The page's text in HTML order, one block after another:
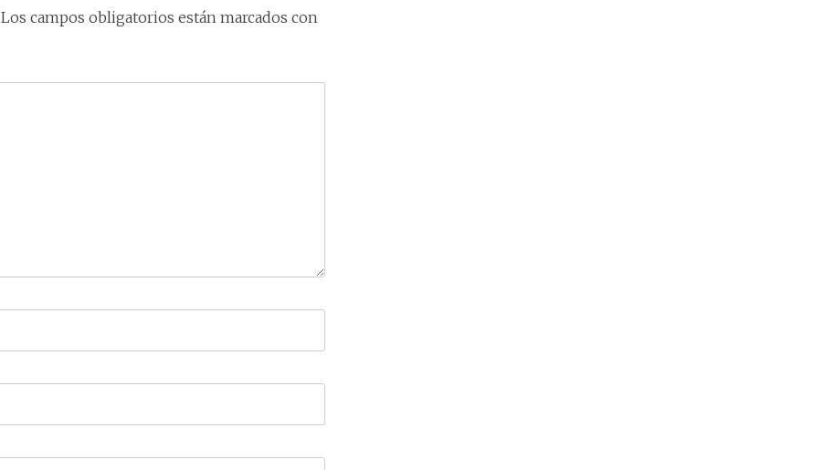
Los campos obligatorios están marcados con